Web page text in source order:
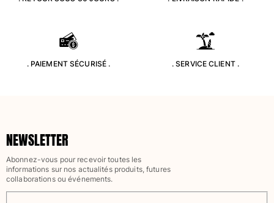
Portail des retours
Retours
Livraison
. PAIEMENT SÉCURISÉ . . SERVICE CLIENT .
NEWSLETTER
Abonnez-vous pour recevoir toutes les
informations sur nos actualités produits, futures
collaborations ou événements.